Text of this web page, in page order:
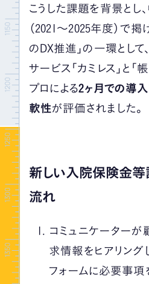
こうした課題を背景とし
（2021～2025年度）で掲
のDX推進」の一環とし
サービス「カミレス」と「
プロによる2ヶ月での導
軟性が評価されました。
新しい入院保険金等
流れ
コミュニケーター
求情報をヒアリング
フォームに必要事項